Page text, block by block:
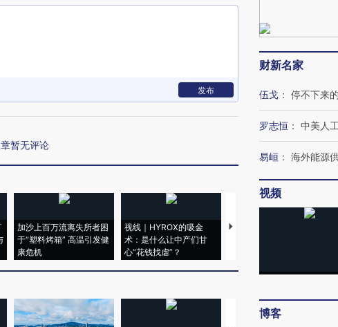
发布
暂无评论
加沙上百万流离失所者困
于“塑料烤箱” 高温引发健
康危机
视线｜HYROX的吸金
术：是什么让中产们甘
心“花钱找虐”？
马航飞行员跨国走私7万
财新名家
伍戈 ： 停不下来
罗志恒 ： 中美人
易峘 ： 海外能源
视频
博客